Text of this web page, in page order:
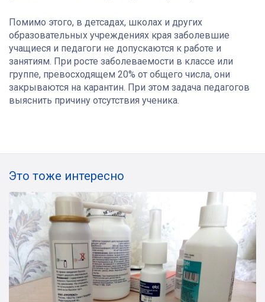
Помимо этого, в детсадах, школах и других
образовательных учреждениях края заболевшие
учащиеся и педагоги не допускаются к работе и
занятиям. При росте заболеваемости в классе или
группе, превосходящем 20% от общего числа, они
закрываются на карантин. При этом задача педагогов
выяснить причину отсутствия ученика.
Это тоже интересно